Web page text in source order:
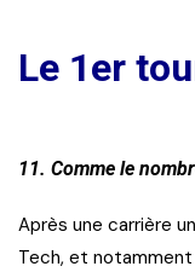
Le 1er
11. Comme le
Après une carrière
Tech, et notamment